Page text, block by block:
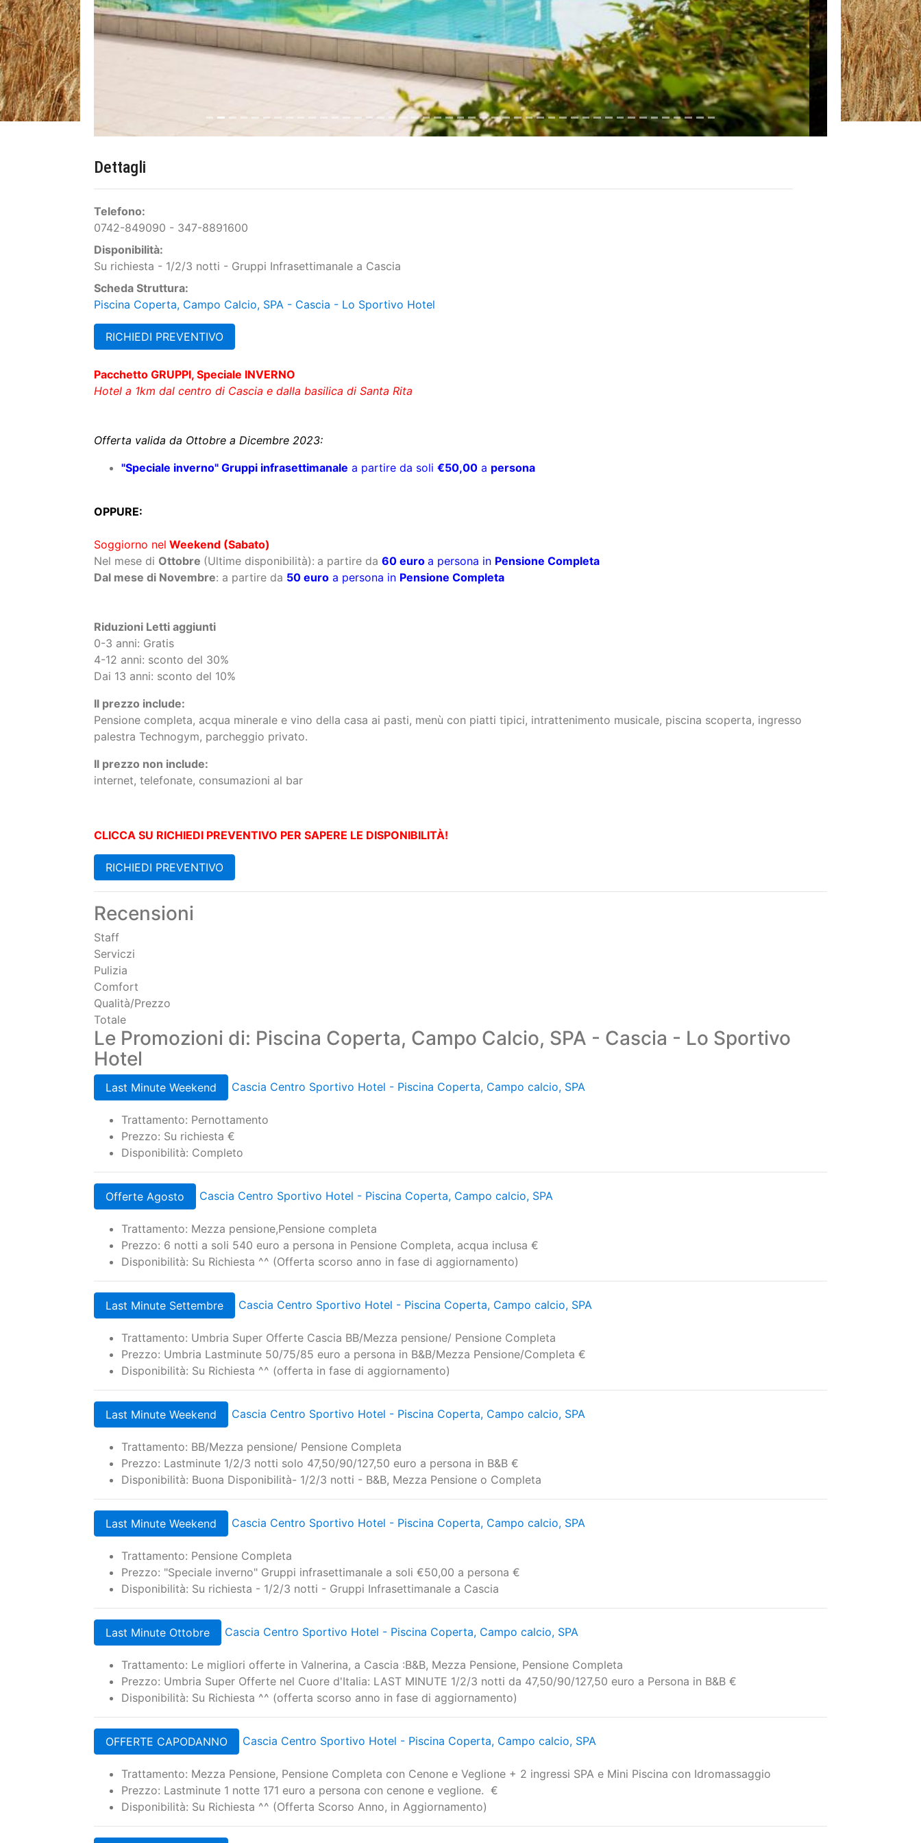
Dettagli
Telefono:
0742-849090 - 347-8891600
Disponibilità:
Su richiesta - 1/2/3 notti - Gruppi Infrasettimanale a Cascia
Scheda Struttura:
Piscina Coperta, Campo Calcio, SPA - Cascia - Lo Sportivo Hotel
RICHIEDI PREVENTIVO
Pacchetto GRUPPI, Speciale INVERNO
Hotel a 1km dal centro di Cascia e dalla basilica di Santa Rita
Offerta valida da Ottobre a Dicembre 2023:
"Speciale inverno" Gruppi infrasettimanale a partire da soli €50,00 a persona
OPPURE:
Soggiorno nel Weekend (Sabato)
Nel mese di Ottobre (Ultime disponibilità): a partire da 60 euro a persona in Pensione Completa
Dal mese di Novembre: a partire da 50 euro a persona in Pensione Completa
Riduzioni Letti aggiunti
0-3 anni: Gratis
4-12 anni: sconto del 30%
Dai 13 anni: sconto del 10%
Il prezzo include:
Pensione completa, acqua minerale e vino della casa ai pasti, menù con piatti tipici, intrattenimento musicale, piscina scoperta, ingresso
palestra Technogym, parcheggio privato.
Il prezzo non include:
internet, telefonate, consumazioni al bar
CLICCA SU RICHIEDI PREVENTIVO PER SAPERE LE DISPONIBILITÀ!
RICHIEDI PREVENTIVO
Recensioni
Staff
Serviczi
Pulizia
Comfort
Qualità/Prezzo
Totale
Le Promozioni di: Piscina Coperta, Campo Calcio, SPA - Cascia - Lo Sportivo
Hotel
Last Minute Weekend Cascia Centro Sportivo Hotel - Piscina Coperta, Campo calcio, SPA
Trattamento: Pernottamento
Prezzo: Su richiesta €
Disponibilità: Completo
Offerte Agosto Cascia Centro Sportivo Hotel - Piscina Coperta, Campo calcio, SPA
Trattamento: Mezza pensione,Pensione completa
Prezzo: 6 notti a soli 540 euro a persona in Pensione Completa, acqua inclusa €
Disponibilità: Su Richiesta ^^ (Offerta scorso anno in fase di aggiornamento)
Last Minute Settembre Cascia Centro Sportivo Hotel - Piscina Coperta, Campo calcio, SPA
Trattamento: Umbria Super Offerte Cascia BB/Mezza pensione/ Pensione Completa
Prezzo: Umbria Lastminute 50/75/85 euro a persona in B&B/Mezza Pensione/Completa €
Disponibilità: Su Richiesta ^^ (offerta in fase di aggiornamento)
Last Minute Weekend Cascia Centro Sportivo Hotel - Piscina Coperta, Campo calcio, SPA
Trattamento: BB/Mezza pensione/ Pensione Completa
Prezzo: Lastminute 1/2/3 notti solo 47,50/90/127,50 euro a persona in B&B €
Disponibilità: Buona Disponibilità- 1/2/3 notti - B&B, Mezza Pensione o Completa
Last Minute Weekend Cascia Centro Sportivo Hotel - Piscina Coperta, Campo calcio, SPA
Trattamento: Pensione Completa
Prezzo: "Speciale inverno" Gruppi infrasettimanale a soli €50,00 a persona €
Disponibilità: Su richiesta - 1/2/3 notti - Gruppi Infrasettimanale a Cascia
Last Minute Ottobre Cascia Centro Sportivo Hotel - Piscina Coperta, Campo calcio, SPA
Trattamento: Le migliori offerte in Valnerina, a Cascia :B&B, Mezza Pensione, Pensione Completa
Prezzo: Umbria Super Offerte nel Cuore d'Italia: LAST MINUTE 1/2/3 notti da 47,50/90/127,50 euro a Persona in B&B €
Disponibilità: Su Richiesta ^^ (offerta scorso anno in fase di aggiornamento)
OFFERTE CAPODANNO Cascia Centro Sportivo Hotel - Piscina Coperta, Campo calcio, SPA
Trattamento: Mezza Pensione, Pensione Completa con Cenone e Veglione + 2 ingressi SPA e Mini Piscina con Idromassaggio
Prezzo: Lastminute 1 notte 171 euro a persona con cenone e veglione. €
Disponibilità: Su Richiesta ^^ (Offerta Scorso Anno, in Aggiornamento)